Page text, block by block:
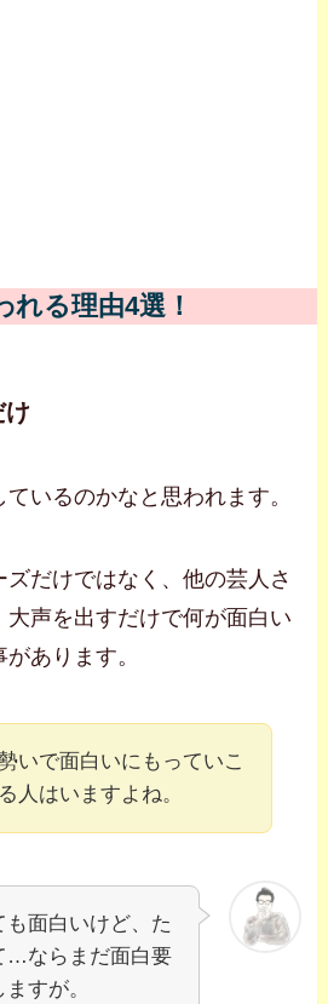
る理由4選！
け
いるのかなと思われます。
ズだけではなく、他の芸人さ
大声を出すだけで何が面白い
あります。
いで面白いにもっていこ
人はいますよね。
面白いけど、た
…ならまだ面白要
すが。